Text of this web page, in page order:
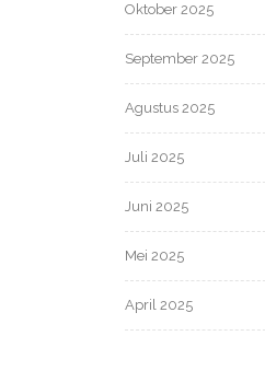
Oktober 2025
September 2025
Agustus 2025
Juli 2025
Juni 2025
Mei 2025
April 2025